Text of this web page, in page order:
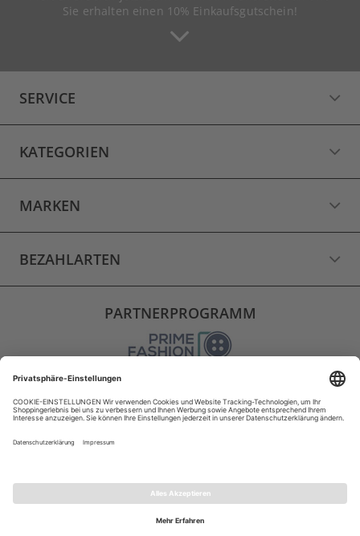
Sie erhalten einen 10% Einkaufsgutschein!
SERVICE
KATEGORIEN
MARKEN
BEZAHLARTEN
PARTNERPROGRAMM
VERSAND
WIDERRUF